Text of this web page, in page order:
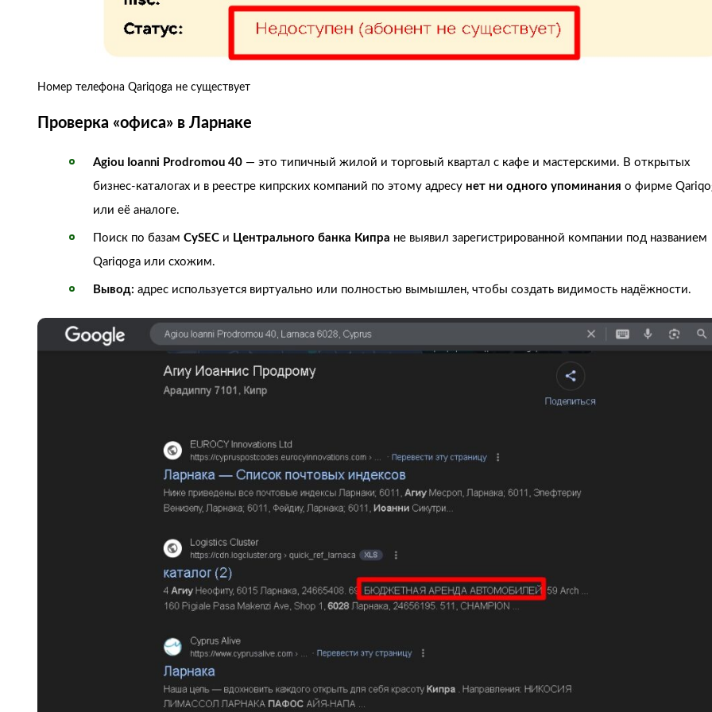
Номер телефона Qariqoga не существует
Проверка «офиса» в Ларнаке
Agiou Ioanni Prodromou 40 — это типичный жилой и торговый квартал с кафе и мастерскими. В открытых
бизнес‑каталогах и в реестре кипрских компаний по этому адресу нет ни одного упоминания о фирме
или её аналоге.
Поиск по базам CySEC и Центрального банка Кипра не выявил зарегистрированной компании под названием
Qariqoga или схожим.
Вывод: адрес используется виртуально или полностью вымышлен, чтобы создать видимость надёжности.